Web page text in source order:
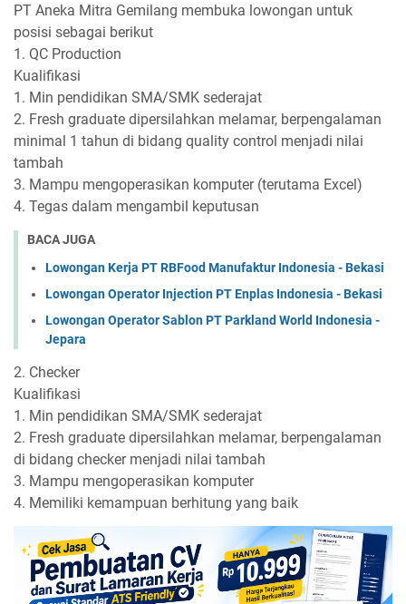
PT Aneka Mitra Gemilang membuka lowongan untuk
posisi sebagai berikut
1. QC Production
Kualifikasi
1. Min pendidikan SMA/SMK sederajat
2. Fresh graduate dipersilahkan melamar, berpengalaman
minimal 1 tahun di bidang quality control menjadi nilai
tambah
3. Mampu mengoperasikan komputer (terutama Excel)
4. Tegas dalam mengambil keputusan
BACA JUGA
Lowongan Kerja PT RBFood Manufaktur Indonesia - Bekasi
Lowongan Operator Injection PT Enplas Indonesia - Bekasi
Lowongan Operator Sablon PT Parkland World Indonesia -
Jepara
2. Checker
Kualifikasi
1. Min pendidikan SMA/SMK sederajat
2. Fresh graduate dipersilahkan melamar, berpengalaman
di bidang checker menjadi nilai tambah
3. Mampu mengoperasikan komputer
4. Memiliki kemampuan berhitung yang baik